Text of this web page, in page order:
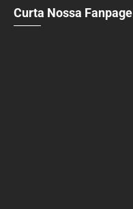
Curta Nossa Fanpage